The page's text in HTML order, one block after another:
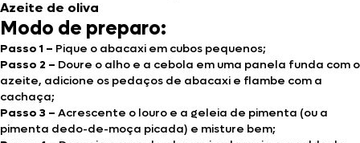
Azeite de oliva
Modo de preparo:
Passo 1 – Pique o abacaxi em cubos pequenos;
Passo 2 – Doure o alho e a cebola em uma panela funda com o
azeite, adicione os pedaços de abacaxi e flambe com a
cachaça;
Passo 3 – Acrescente o louro e a geleia de pimenta (ou a
pimenta dedo-de-moça picada) e misture bem;